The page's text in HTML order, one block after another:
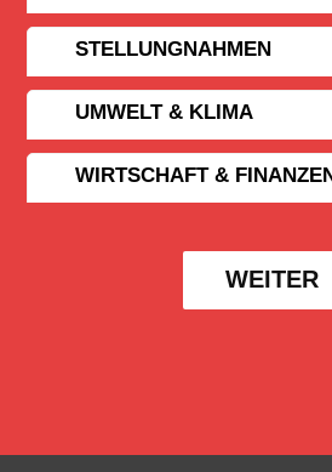
STELLUNGNAHMEN
UMWELT & KLIMA
WIRTSCHAFT &
WEITER